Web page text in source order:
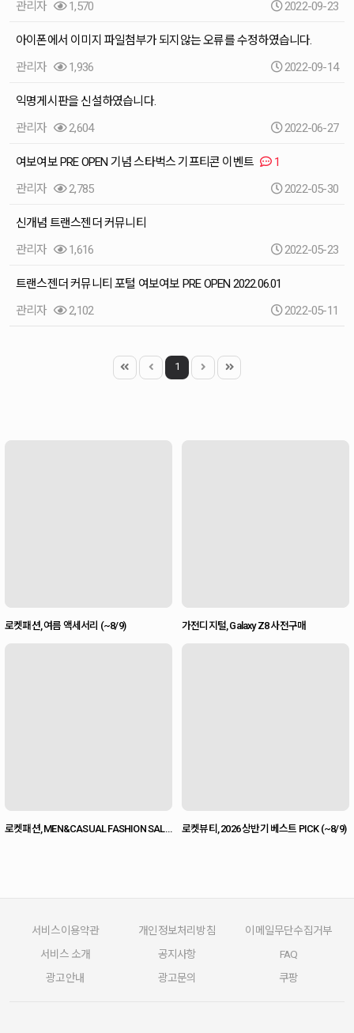
관리자
1,570 2022-09-23
아이폰에서 이미지 파일첨부가 되지않는 오류를 수정하였습니다.
관리자
1,936 2022-09-14
익명게시판을 신설하였습니다.
관리자
2,604 2022-06-27
여보여보 PRE OPEN 기념 스타벅스 기프티콘 이벤트
1
관리자
2,785 2022-05-30
신개념 트랜스젠더 커뮤니티
관리자
1,616 2022-05-23
트랜스젠더 커뮤니티 포털 여보여보 PRE OPEN 2022.06.01
관리자
2,102 2022-05-11
1
로켓패션, 여름 액세서리 (~8/9) 가전디지털, Galaxy Z8 사전구매
로켓패션, MEN&CASUAL FASHION SALE
로켓뷰티, 2026 상반기 베스트 PICK (~8/9)
서비스이용약관 개인정보처리방침
이메일무단수집거부
서비스 소개
공지사항
FAQ
광고안내
광고문의 쿠팡